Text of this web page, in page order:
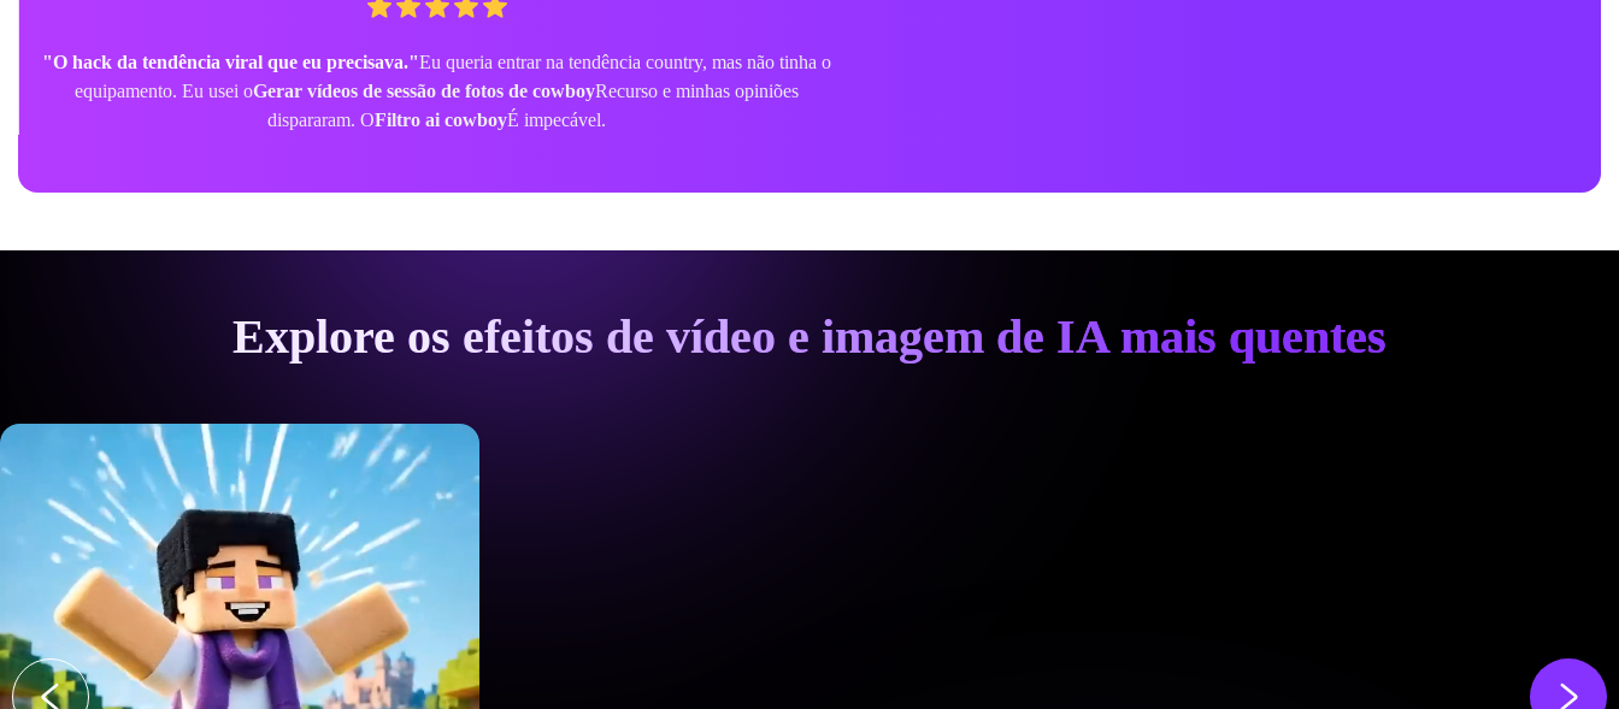
"Perfeito para planejamento de fantasias."Antes de comprar adereços caros, eu usei ocowboy outfit
AIPara testar o olhar. me ajudouTransformar minha foto em um cowboy onlineCom detalhes
surpreendentes nas texturas do couro.
Explore os efeitos de vídeo e imagem de IA mais quentes